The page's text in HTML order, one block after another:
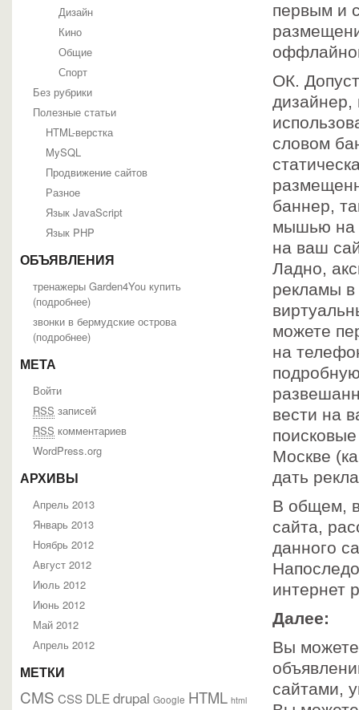
Дизайн
Кино
Общие
Спорт
Без рубрики
Полезные статьи
HTML-верстка
MySQL
Продвижение сайтов
Разное
Язык JavaScript
Язык PHP
ОБЪЯВЛЕНИЯ
тренажеры Garden4You купить
(подробнее)
звонки в бермудские острова
(подробнее)
МЕТА
Войти
RSS записей
RSS комментариев
WordPress.org
АРХИВЫ
Апрель 2013
Январь 2013
Ноябрь 2012
Август 2012
Июль 2012
Июнь 2012
Май 2012
Апрель 2012
МЕТКИ
CMS CSS DLEdrupal Google HTML html
первым и
ОК.
словом
баннер,
мышью на
на ваш
Ладно,
рекламы
можете
на
вести на
Москве
дать
В общем,
сайта,
данного
интернет
Далее:
Вы
сайтами,